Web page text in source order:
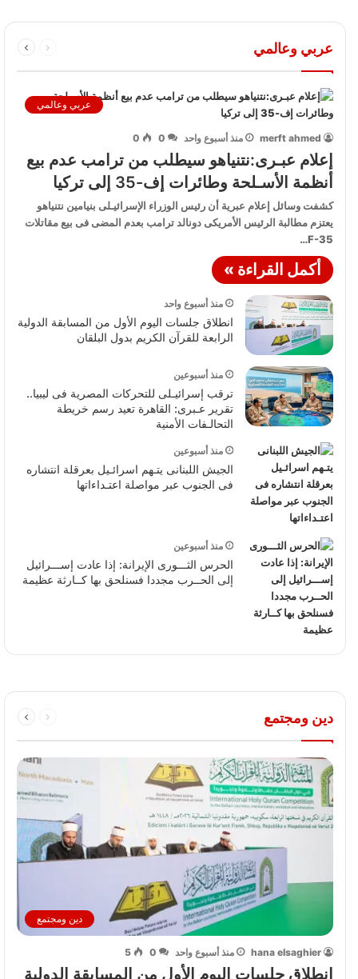
عربي وعالمي
عربي وعالمي
merft ahmed منذ أسبوع واحد 0
0
إعلام عبـرى:نتنياهو سيطلب من ترامب عدم بيع
أنظمة الأسـلحة وطائرات إف-35 إلى تركيا
كشفت وسائل إعلام عبرية أن رئيس الوزراء الإسرائيـلى بنيامين نتنياهو
يعتزم مطالبة الرئيس الأمريكى دونالد ترامب بعدم المضى فى بيع مقاتلات
F-35…
أكمل القراءة »
منذ أسبوع واحد
انطلاق جلسات اليوم الأول من المسابقة الدولية
الرابعة للقرآن الكريم بدول البلقان
منذ أسبوعين
ترقب إسرائيـلى للتحركات المصرية فى ليبيا..
تقرير عـبرى: القاهرة تعيد رسم خريطة
التحالـفات الأمنية
منذ أسبوعين
الجيش اللبنانى يتـهم اسرائـيل بعرقلة انتشاره
فى الجنوب عبر مواصلة اعتـداءاتها
منذ أسبوعين
الحرس الثـــورى الإيرانة: إذا عادت إســـرائيل
إلى الحــرب مجددا فسنلحق بها كــارثة عظيمة
دين ومجتمع
دين ومجتمع
hana elsaghier منذ أسبوع واحد 0
5
انطلاق جلسات اليوم الأول من المسابقة الدولية